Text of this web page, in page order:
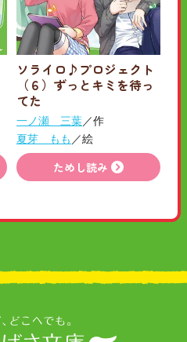
ソライロ♪プロジェクト
（６）ずっとキミを待っ
てた
一ノ瀬 三葉／作
夏芽 もも ／絵
ためし読み